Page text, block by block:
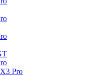
Pro